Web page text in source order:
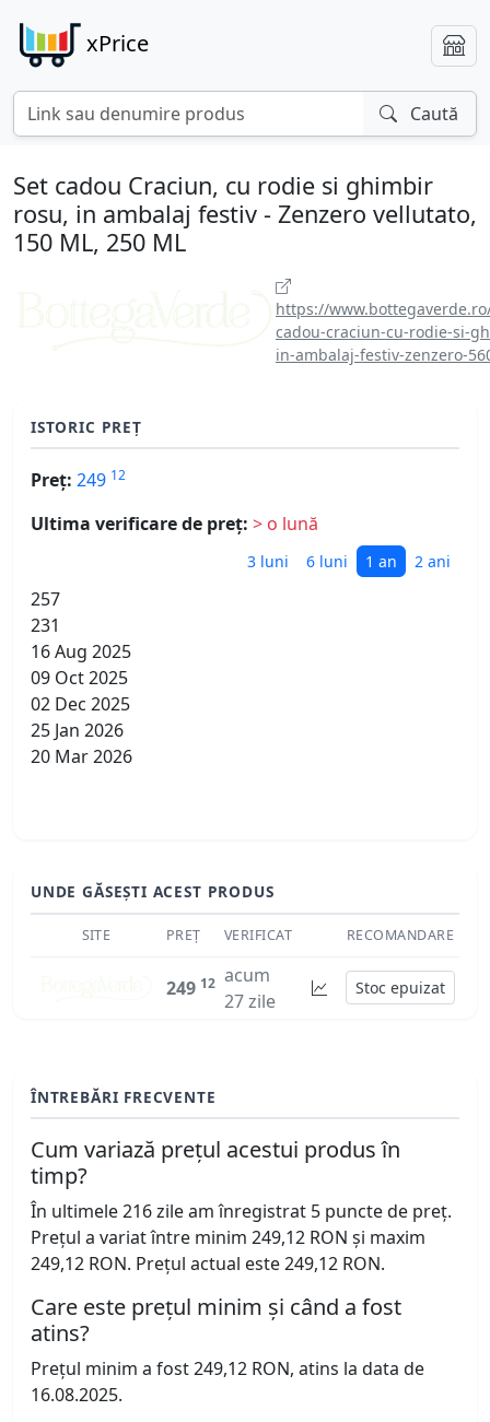
xPrice
Caută
Set cadou Craciun, cu rodie si ghimbir
rosu, in ambalaj festiv - Zenzero vellutato,
150 ML, 250 ML
https://
cadou-craciun-cu-rodie-si-
in-ambalaj-festiv-zenzero-
ISTORIC PREȚ
Preț: 249 12
Ultima verificare de preț: > o lună
3 luni 6 luni 1 an 2 ani
257
231
16 Aug 2025
09 Oct 2025
02 Dec 2025
25 Jan 2026
20 Mar 2026
UNDE GĂSEȘTI ACEST PRODUS
SITE PREȚ VERIFICAT RECOMANDARE
249 12 acum
27 zile
Stoc epuizat
ÎNTREBĂRI FRECVENTE
Cum variază prețul acestui produs în
timp?
În ultimele 216 zile am înregistrat 5 puncte de preț.
Prețul a variat între minim 249,12 RON și maxim
249,12 RON. Prețul actual este 249,12 RON.
Care este prețul minim și când a fost
atins?
Prețul minim a fost 249,12 RON, atins la data de
16.08.2025.